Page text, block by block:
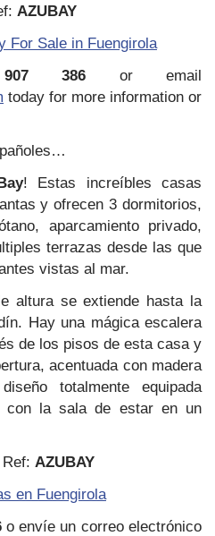
AZUBAY
For Sale in Fuengirola
386 or email
today for more information or
! Estas increíbles casas
y ofrecen 3 dormitorios,
aparcamiento privado,
terrazas desde las que
vistas al mar.
altura se extiende hasta la
Hay una mágica escalera
de los pisos de esta casa y
acentuada con madera
totalmente equipada
con la sala de estar en un
AZUBAY
en Fuengirola
o envíe un correo electrónico